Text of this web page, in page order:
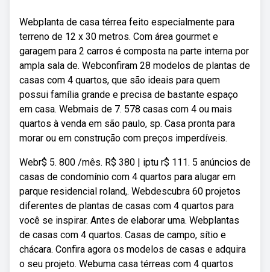
Webplanta de casa térrea feito especialmente para
terreno de 12 x 30 metros. Com área gourmet e
garagem para 2 carros é composta na parte interna por
ampla sala de. Webconfiram 28 modelos de plantas de
casas com 4 quartos, que são ideais para quem
possui família grande e precisa de bastante espaço
em casa. Webmais de 7. 578 casas com 4 ou mais
quartos à venda em são paulo, sp. Casa pronta para
morar ou em construção com preços imperdíveis.
Webr$ 5. 800 /mês. R$ 380 | iptu r$ 111. 5 anúncios de
casas de condomínio com 4 quartos para alugar em
parque residencial roland,. Webdescubra 60 projetos
diferentes de plantas de casas com 4 quartos para
você se inspirar. Antes de elaborar uma. Webplantas
de casas com 4 quartos. Casas de campo, sítio e
chácara. Confira agora os modelos de casas e adquira
o seu projeto. Webuma casa térreas com 4 quartos